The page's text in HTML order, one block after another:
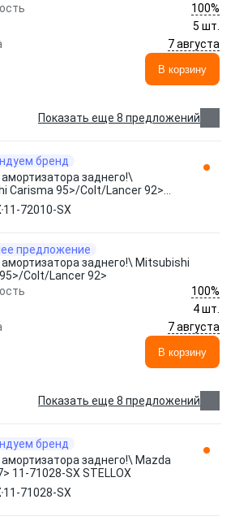
100%
5 шт.
7 августа
В корзину
Показать еще 8 предложений
бренд
заднего!\
Carisma 95>/Colt/Lancer 92>
SX STELLOX
11-72010-SX
предложение
заднего!\ Mitsubishi
Colt/Lancer 92>
100%
4 шт.
7 августа
В корзину
Показать еще 8 предложений
бренд
заднего!\ Mazda
11-71028-SX STELLOX
11-71028-SX